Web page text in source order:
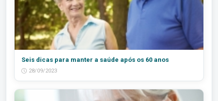
Seis dicas para manter a saúde após os 60 anos
28/09/2023